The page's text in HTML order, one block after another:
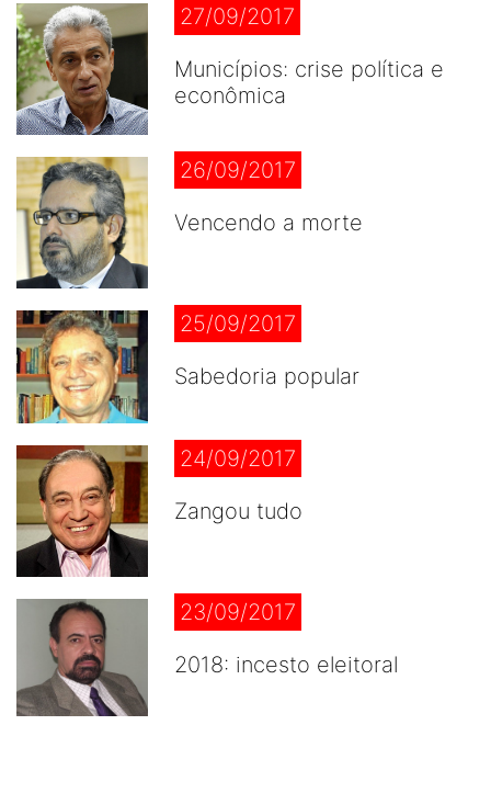
27/09/2017
Municípios: crise política e
econômica
26/09/2017
Vencendo a morte
25/09/2017
Sabedoria popular
24/09/2017
Zangou tudo
23/09/2017
2018: incesto eleitoral